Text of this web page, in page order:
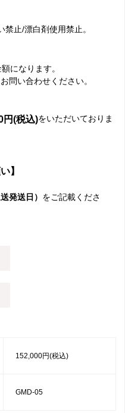
止/漂白剤使用禁止。
になります。
問い合わせください。
円(税込)をいただいておりま
】
発送日） をご記載くださ
152,000円(税込)
GMD-05